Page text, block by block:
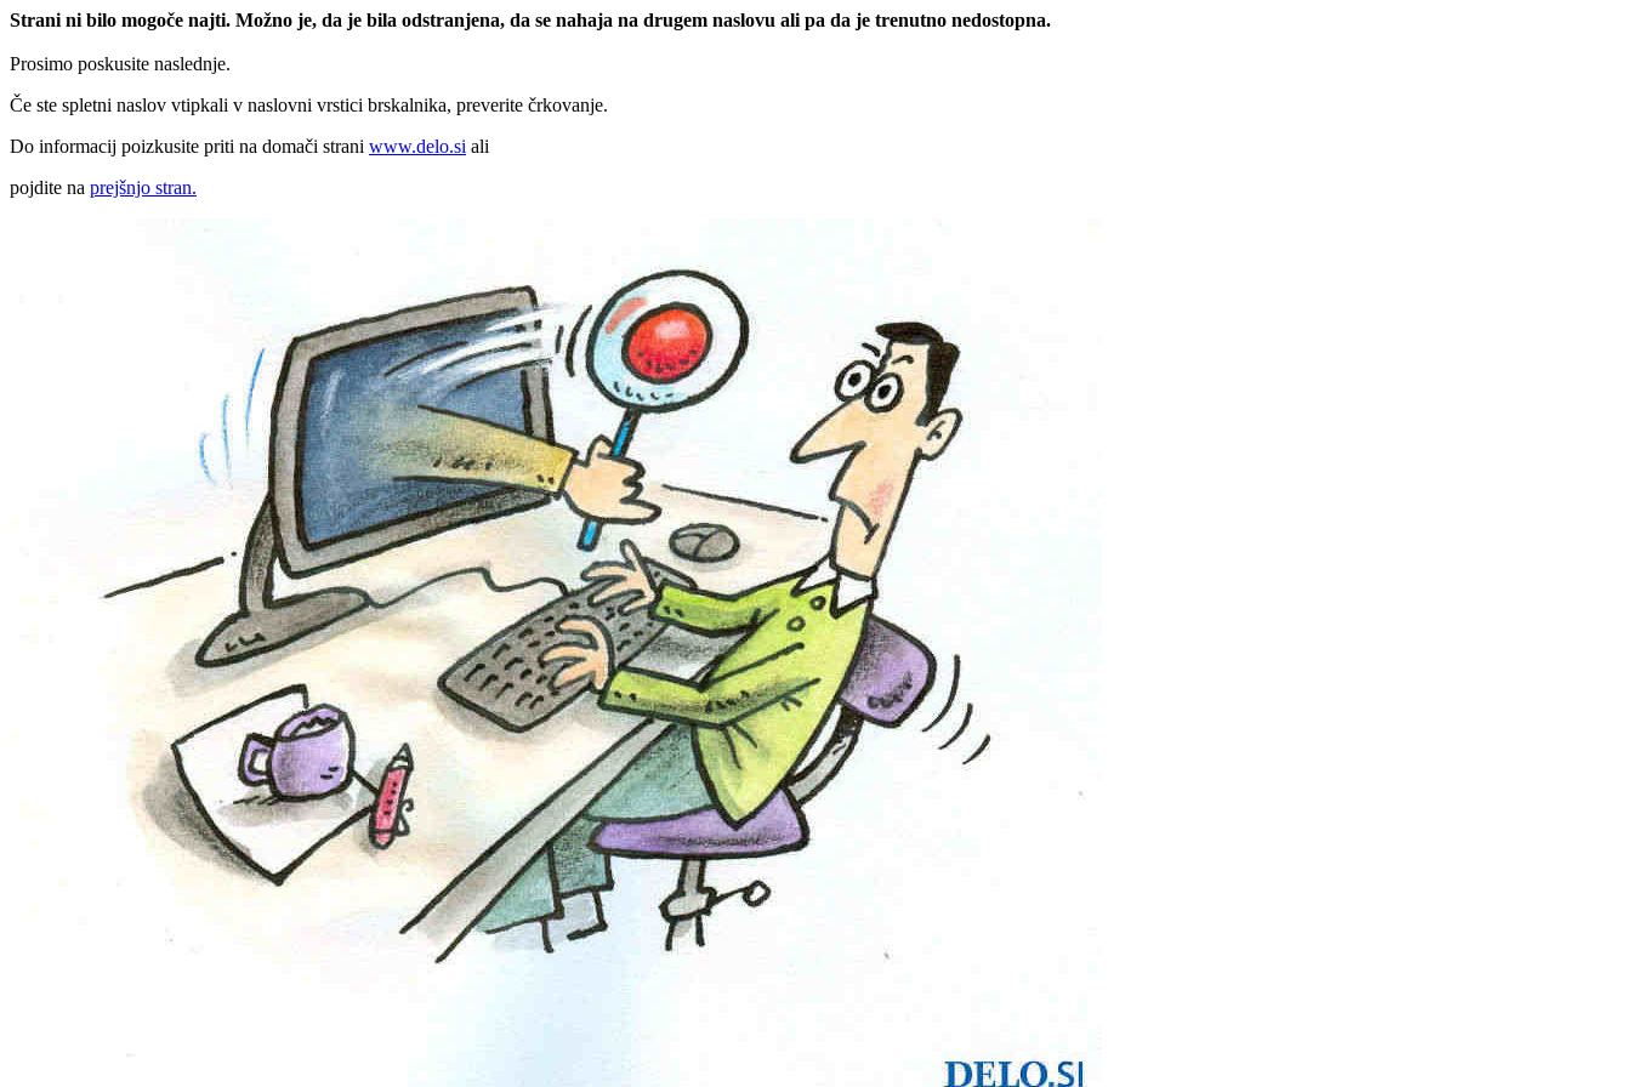
Strani ni bilo mogoče najti. Možno je, da je bila odstranjena, da se nahaja na drugem naslovu ali pa da je trenutno nedostopna.
Prosimo poskusite naslednje.
Če ste spletni naslov vtipkali v naslovni vrstici brskalnika, preverite črkovanje.
Do informacij poizkusite priti na domači strani www.delo.si ali
pojdite na prejšnjo stran.